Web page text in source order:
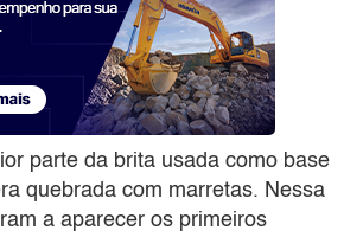
parte da brita usada como base
quebrada com marretas. Nessa
a aparecer os primeiros